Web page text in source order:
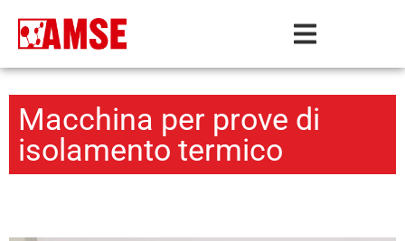
Macchina per prove di
isolamento termico